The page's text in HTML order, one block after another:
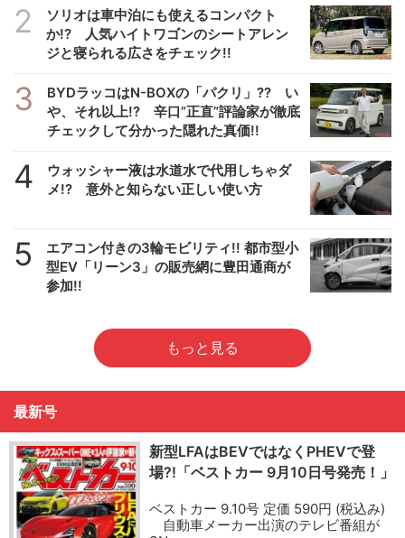
2
ソリオは車中泊にも使えるコンパクト
か!? 人気ハイトワゴンのシートアレン
ジと寝られる広さをチェック!!
3
BYDラッコはN-BOXの「パクリ」?? い
や、それ以上!? 辛口”正直”評論家が徹底
チェックして分かった隠れた真価!!
4
ウォッシャー液は水道水で代用しちゃダ
メ!? 意外と知らない正しい使い方
5
エアコン付きの3輪モビリティ!! 都市型小
型EV「リーン3」の販売網に豊田通商が
参加!!
もっと見る
最新号
新型LFAはBEVではなくPHEVで登
場?!「ベストカー 9月10日号発売！」
ベストカー 9.10号 定価 590円 (税込み)
自動車メーカー出演のテレビ番組が